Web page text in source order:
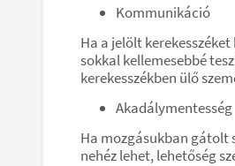
Kommunikáció
Ha a jelölt
sokkal kellemesebbé
kerekesszékben ülő
Akadálymentesség
Ha mozgásukban gátolt
nehéz lehet, lehetőség